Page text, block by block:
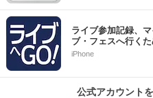
ライブ参加記録、
ブ・フェスへ行く
iPhone
公式アカウント